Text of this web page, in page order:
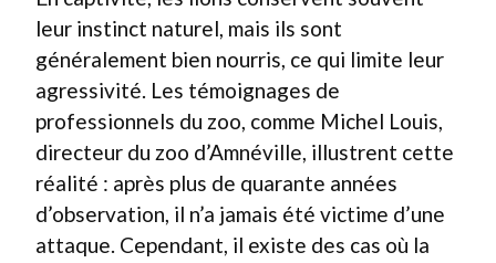
leur instinct naturel, mais ils sont
généralement bien nourris, ce qui limite leur
agressivité. Les témoignages de
professionnels du zoo, comme Michel Louis,
directeur du zoo d’Amnéville, illustrent cette
réalité : après plus de quarante années
d’observation, il n’a jamais été victime d’une
attaque. Cependant, il existe des cas où la